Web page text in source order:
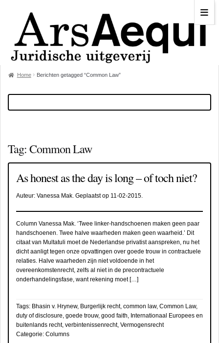
Home Berichten getagged “Common Law”
Tag:Common Law
As honest as the day is long – of toch niet?
Auteur: Vanessa Mak. Geplaatst op 11-02-2015.
Column Vanessa Mak. ‘Twee linker-handschoenen maken geen paar
handschoenen. Twee halve waarheden maken geen waarheid.’ Dit
citaat van Multatuli moet de Nederlandse privatist aanspreken, nu het
dicht aanligt tegen onze opvattingen over goede trouw in contractuele
relaties. Halve waarheden zijn niet voldoende in het
overeenkomstenrecht, zelfs al niet in de precontractuele
onderhandelingsfase, want rekening moet […]
Tags: Bhasin v. Hrynew, Burgerlijk recht, common law, Common Law,
duty of disclosure, goede trouw, good faith, Internationaal Europees en
buitenlands recht, verbintenissenrecht, Vermogensrecht
Categorie: Columns